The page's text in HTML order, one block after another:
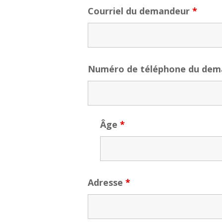
Courriel du demandeur *
Numéro de téléphone du
Âge*
Adresse *